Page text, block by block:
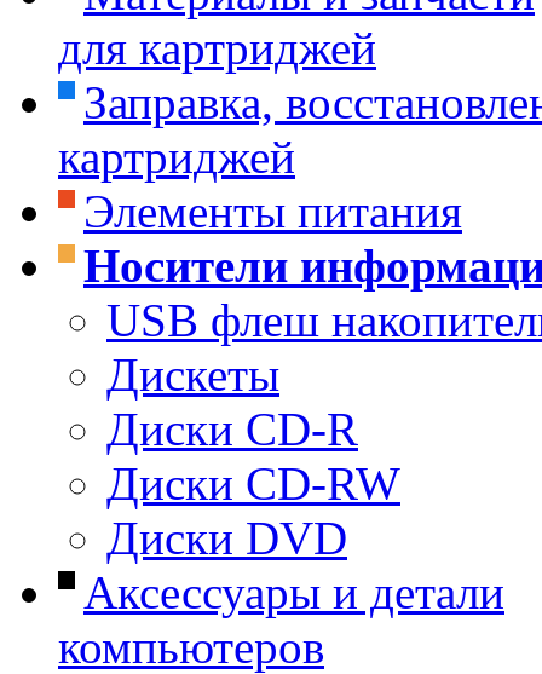
для картриджей
Заправка,
картриджей
Элементы питания
Носители
USB флеш
Дискеты
Диски CD-R
Диски CD-RW
Диски DVD
Аксессуары и детали
компьютеров